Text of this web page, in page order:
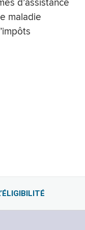
d’assistance
maladie